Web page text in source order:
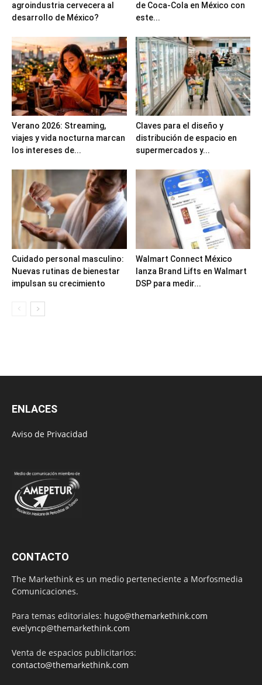
agroindustria cervecera al
desarrollo de México?
de Coca-Cola en México con
este...
Verano 2026: Streaming,
viajes y vida nocturna marcan
los intereses de...
Claves para el diseño y
distribución de espacio en
supermercados y...
Cuidado personal masculino:
Nuevas rutinas de bienestar
impulsan su crecimiento
Walmart Connect México
lanza Brand Lifts en Walmart
DSP para medir...
ENLACES
Aviso de Privacidad
CONTACTO
The Markethink es un medio perteneciente a Morfosmedia
Comunicaciones.
Para temas editoriales: hugo@themarkethink.com
evelyncp@themarkethink.com
Venta de espacios publicitarios:
contacto@themarkethink.com